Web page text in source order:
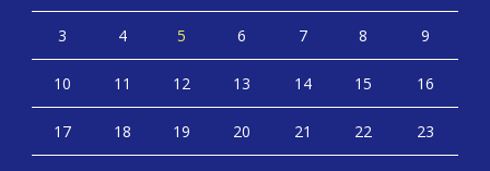
3 4 5 6 7 8 9
10 11 12 13 14 15 16
17 18 19 20 21 22 23